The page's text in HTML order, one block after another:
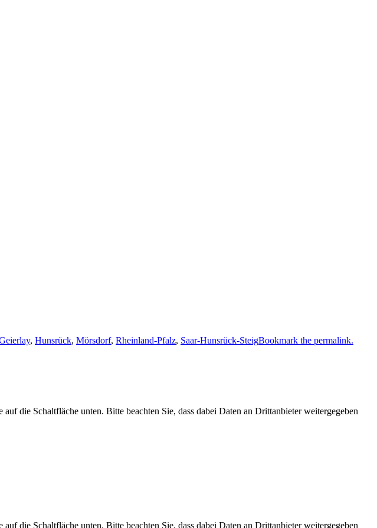
, Hunsrück, Mörsdorf, Rheinland-Pfalz, Saar-Hunsrück-SteigBookmark the permalink.
die Schaltfläche unten. Bitte beachten Sie, dass dabei Daten an Drittanbieter weitergegeben
die Schaltfläche unten. Bitte beachten Sie, dass dabei Daten an Drittanbieter weitergegeben